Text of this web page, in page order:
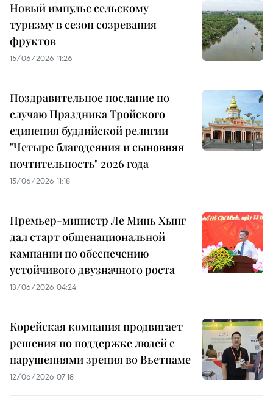
Новый импульс сельскому
туризму в сезон созревания
фруктов
15/06/2026 11:26
Поздравительное послание по
случаю Праздника Тройского
единения буддийской религии
"Четыре благодеяния и сыновняя
почтительность" 2026 года
15/06/2026 11:18
Премьер-министр Ле Минь Хынг
дал старт общенациональной
кампании по обеспечению
устойчивого двузначного роста
13/06/2026 04:24
Корейская компания продвигает
решения по поддержке людей с
нарушениями зрения во Вьетнаме
12/06/2026 07:18